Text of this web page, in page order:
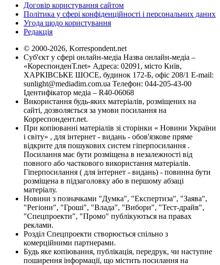
Договір користування сайтом
Політика у сфері конфіденційності і персональних даних
Угода щодо користування
Редакція
© 2000-2026, Korrespondent.net
Суб'єкт у сфері онлайн-медіа Назва онлайн-медіа –
«КореспонденТ.net» Адреса: 02091, місто Київ,
ХАРКІВСЬКЕ ШОСЕ, будинок 172-Б, офіс 208/1 E-mail:
sunlight@mediadim.com.ua Телефон: 044-205-43-00
Ідентифікатор медіа – R40-06068
Використання будь-яких матеріалів, розміщених на
сайті, дозволяється за умови посилання на
Корреспондент.net.
При копіюванні матеріалів зі сторінки « Новини України
і світу» , для інтернет - видань - обов'язкове пряме
відкрите для пошукових систем гіперпосилання .
Посилання має бути розміщена в незалежності від
повного або часткового використання матеріалів.
Гіперпосилання ( для інтернет - видань) - повинна бути
розміщена в підзаголовку або в першому абзаці
матеріалу.
Новини з позначками "Думка", "Експертиза", "Заява",
"Регіони", "Гроші", "Влада", "Вибори", "Тест-драйв",
"Спецпроекти", "Промо" публікуються на правах
реклами.
Розділ Спецпроекти створюється спільно з
комерційними партнерами.
Будь яке копіювання, публікація, передрук, чи наступне
поширення інформації, що містить посилання на